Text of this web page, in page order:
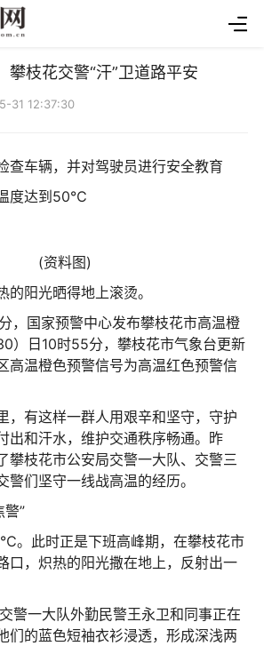
攀枝花交警“汗”卫道路平安
31 12:37:30
查车辆，并对驾驶员进行安全教育
度达到50℃
(资料图)
的阳光晒得地上滚烫。
，国家预警中心发布攀枝花市高温橙
）日10时55分，攀枝花市气象台更新
高温橙色预警信号为高温红色预警信
，有这样一群人用艰辛和坚守，守护
出和汗水，维护交通秩序畅通。昨
攀枝花市公安局交警一大队、交警三
警们坚守一线战高温的经历。
警”
。此时正是下班高峰期，在攀枝花市
口，炽热的阳光撒在地上，反射出一
警一大队外勤民警王永卫和同事正在
们的蓝色短袖衣衫浸透，形成深浅两